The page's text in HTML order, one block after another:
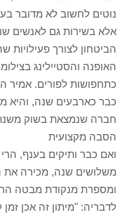
נוטים לחשוב לא מדובר
אלא בשירות גם לאנשים
הביטחון לצורך
האופנה והסטיילינג
כתחפושות לפורים. אמיר
כבר כארבעים שנה, והיא
חברה שנמצאת בשוק משנת
הסבה מקצועית
ואם כבר ותיקים בענף,
משלושים שנה, מכירה את
ומספרת מנקודת מבטה
לדבריה: "מיתון זה אכן